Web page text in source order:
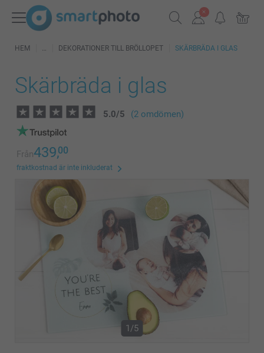
HEM DEKORATIONER TILL BRÖLLOPET SKÄRBRÄDA I GLAS
Skärbräda i glas
5.0/5 (2 omdömen)
Från439,00
fraktkostnad är inte inkluderat
1/5